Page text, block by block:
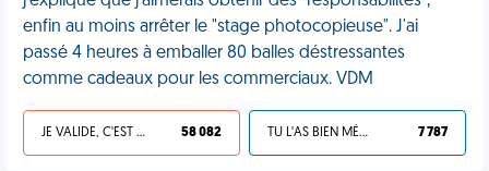
enfin au moins arrêter le "stage photocopieuse". J'ai
passé 4 heures à emballer 80 balles déstressantes
comme cadeaux pour les commerciaux. VDM
JE VALIDE, C'EST UNE VDM 58 082 TU L'AS BIEN MÉRITÉ 7 787